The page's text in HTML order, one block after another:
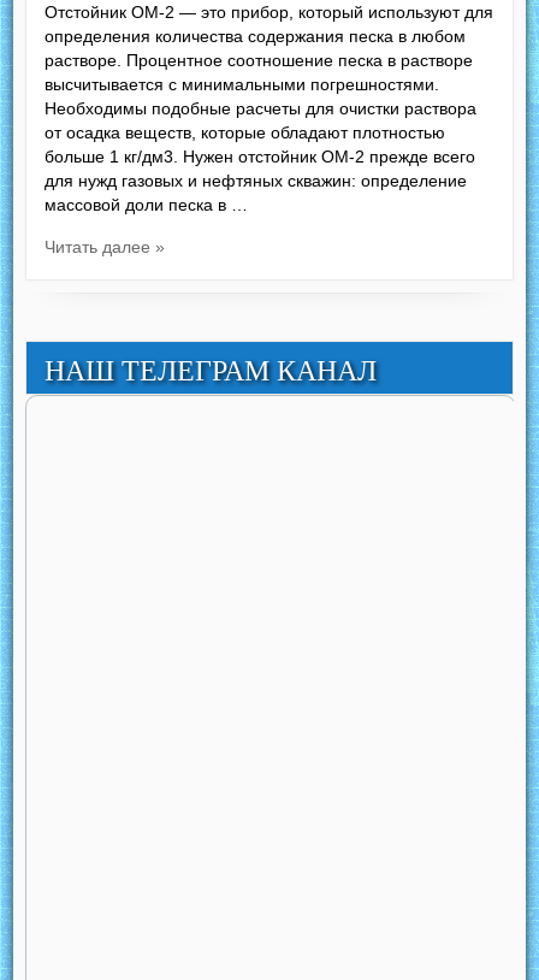
Отстойник ОМ-2 — это прибор, который используют для
определения количества содержания песка в любом
растворе. Процентное соотношение песка в растворе
высчитывается с минимальными погрешностями.
Необходимы подобные расчеты для очистки раствора
от осадка веществ, которые обладают плотностью
больше 1 кг/дм3. Нужен отстойник ОМ-2 прежде всего
для нужд газовых и нефтяных скважин: определение
массовой доли песка в …
Читать далее »
НАШ ТЕЛЕГРАМ КАНАЛ